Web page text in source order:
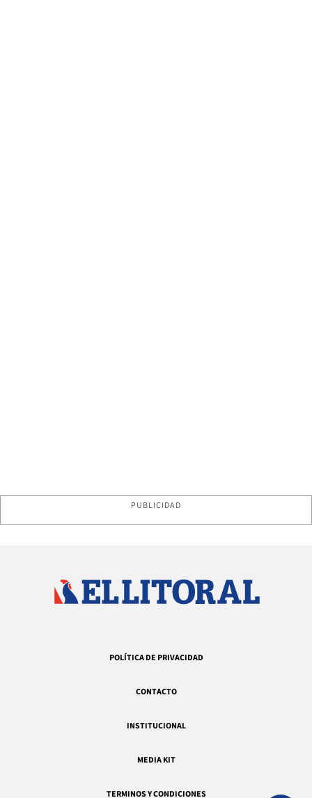
PUBLICIDAD
POLÍTICA DE PRIVACIDAD
CONTACTO
INSTITUCIONAL
MEDIA KIT
TERMINOS Y CONDICIONES